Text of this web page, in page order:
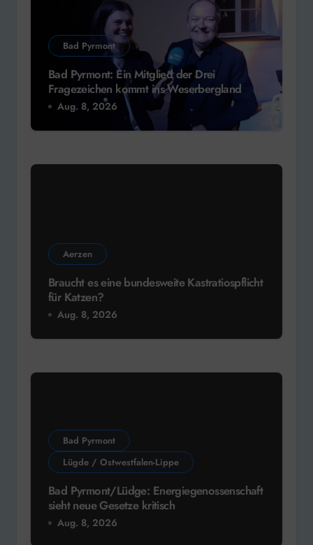
Bad Pyrmont
Bad Pyrmont: Ein Mitglied der Drei
Fragezeichen kommt ins Weserbergland
Aug. 8, 2026
Aerzen
Braucht es eine bundesweite Kastratiospflicht
für Katzen?
Aug. 8, 2026
Bad Pyrmont
Lügde / Ostwestfalen-Lippe
Bad Pyrmont/Lüdge: Energiegenossenschaft
sieht neue Gesetze kritisch
Aug. 8, 2026